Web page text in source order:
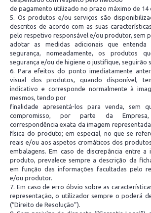
de pagamento utilizado no prazo máximo de 14
5. Os produtos e/ou serviços são
descritos de acordo com as suas
pelo respetivo responsável e/ou produtor, sem
adotar as medidas adicionais que entenda
segurança, nomeadamente, os produtos
segurança e/ou de higiene o justifique, seguirão
6. Para efeitos do ponto imediatamente
visual dos produtos, quando disponível,
indicativo e corresponde normalmente à
mesmos, tendo por
finalidade apresentá-los para venda, sem
compromisso, por parte da
correspondência exata da imagem
física do produto; em especial, no que se
reais e/ou aos aspetos cromáticos dos
embalagens. Em caso de discrepância entre a
produto, prevalece sempre a descrição da
em função das informações facultadas pelo
e/ou produtor.
7. Em caso de erro óbvio sobre as
representação, o utilizador sempre o poderá
(“Direito de Resolução”).